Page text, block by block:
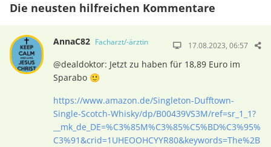
Die neusten hilfreichen Kommentare
AnnaC82 Facharzt/-ärztin 17.08.2023, 06:57
@dealdoktor: Jetzt zu haben für 18,89 Euro im
Sparabo 🙂
https://www.amazon.de/Singleton-Dufftown-
Single-Scotch-Whisky/dp/B00439VS3M/ref=sr_1_1?
__mk_de_DE=%C3%85M%C3%85%C5%BD%C3%95%
C3%91&crid=1UHEOOHCYYR80&keywords=The%2B